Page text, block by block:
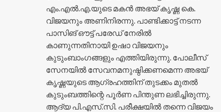
എം.എൽ.എ.യുടെ മകൻ അഭയ് കൃഷ്ണ കെ.
വിജയനും അണിനിരന്നു. പാണ്ടിക്കാട്ട് നടന്ന
പാസിങ് ഔട്ട് പരേഡ് നേരിൽ
കാണുന്നതിനായി ഉഷാ വിജയനും
കുടുംബാംഗങ്ങളും എത്തിയിരുന്നു. പോലീസ്
സേനയിൽ സേവനമനുഷ്ഠിക്കണമെന്ന അഭയ്
കൃഷ്ണയുടെ ആഗ്രഹത്തിന് തുടക്കം മുതൽ
കുടുംബത്തിന്റെ പൂർണ പിന്തുണ ലഭിച്ചിരുന്നു.
ആദ്യ പി.എസ്.സി. പരീക്ഷയിൽ തന്നെ വിജയം